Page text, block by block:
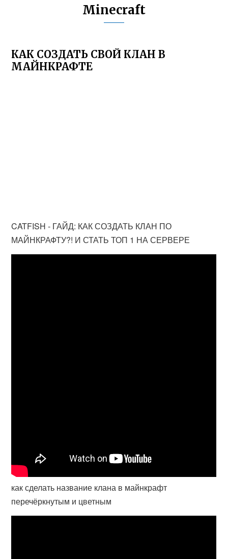
Minecraft
КАК СОЗДАТЬ СВОЙ КЛАН В
МАЙНКРАФТЕ
CATFISH - ГАЙД: КАК СОЗДАТЬ КЛАН ПО
МАЙНКРАФТУ?! И СТАТЬ ТОП 1 НА СЕРВЕРЕ
как сделать название клана в майнкрафт
перечёркнутым и цветным